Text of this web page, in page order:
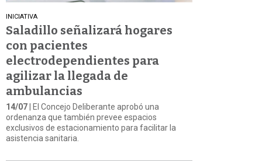
INICIATIVA
Saladillo señalizará hogares
con pacientes
electrodependientes para
agilizar la llegada de
ambulancias
14/07 | El Concejo Deliberante aprobó una
ordenanza que también prevee espacios
exclusivos de estacionamiento para facilitar la
asistencia sanitaria.